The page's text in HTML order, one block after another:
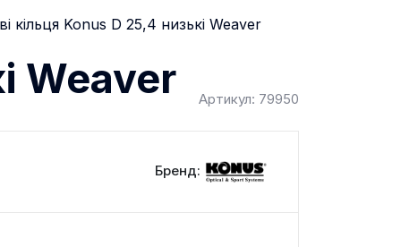
кільця Konus D 25,4 низькі Weaver
Weaver Артикул: 79950
Бренд: